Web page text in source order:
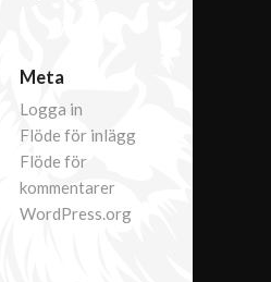
Meta
Logga in
Flöde för inlägg
Flöde för
kommentarer
WordPress.org